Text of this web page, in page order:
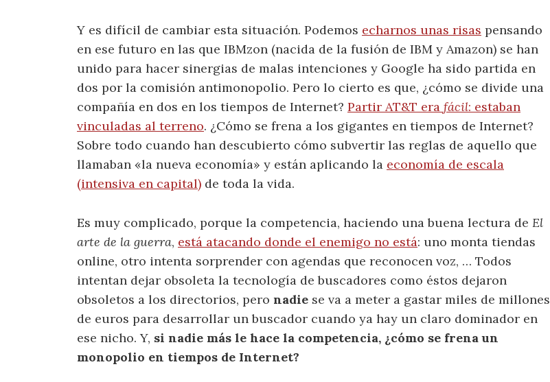
Y es difícil de cambiar esta situación. Podemos echarnos unas risas pensando
en ese futuro en las que IBMzon (nacida de la fusión de IBM y Amazon) se han
unido para hacer sinergias de malas intenciones y Google ha sido partida en
dos por la comisión antimonopolio. Pero lo cierto es que, ¿cómo se divide una
compañía en dos en los tiempos de Internet? Partir AT&T era fácil: estaban
vinculadas al terreno. ¿Cómo se frena a los gigantes en tiempos de Internet?
Sobre todo cuando han descubierto cómo subvertir las reglas de aquello que
llamaban «la nueva economía» y están aplicando la economía de escala
(intensiva en capital) de toda la vida.
Es muy complicado, porque la competencia, haciendo una buena lectura de El
arte de la guerra, está atacando donde el enemigo no está: uno monta tiendas
online, otro intenta sorprender con agendas que reconocen voz, … Todos
intentan dejar obsoleta la tecnología de buscadores como éstos dejaron
obsoletos a los directorios, pero nadie se va a meter a gastar miles de millones
de euros para desarrollar un buscador cuando ya hay un claro dominador en
ese nicho. Y, si nadie más le hace la competencia, ¿cómo se frena un
monopolio en tiempos de Internet?